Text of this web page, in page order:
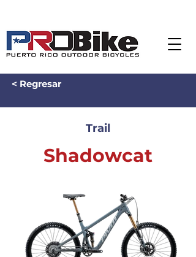
< Regresar
Trail
Shadowcat